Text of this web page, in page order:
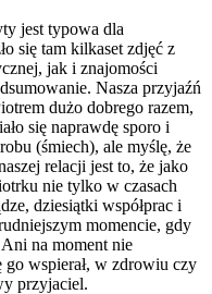
jest typowa dla
się tam kilkaset zdjęć z
jak i znajomości
Nasza przyjaźń
dużo dobrego razem,
się naprawdę sporo i
(śmiech), ale myślę, że
relacji jest to, że jako
nie tylko w czasach
dziesiątki współprac i
momencie, gdy
na moment nie
go wspierał, w zdrowiu czy
przyjaciel.